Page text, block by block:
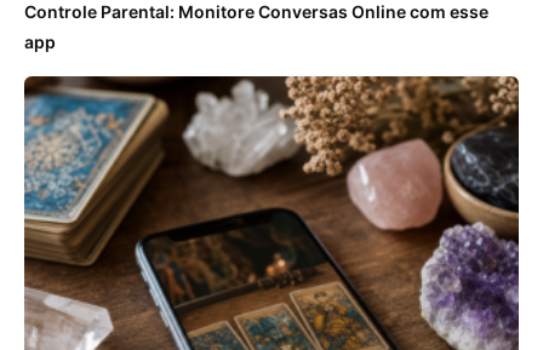
Controle Parental: Monitore Conversas Online com esse
app